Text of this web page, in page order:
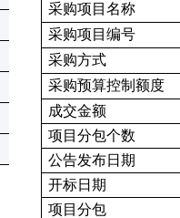
采购项目名称
采购项目编号
采购方式
采购预算控制额度
成交金额
项目分包个数
公告发布日期
开标日期
项目分包